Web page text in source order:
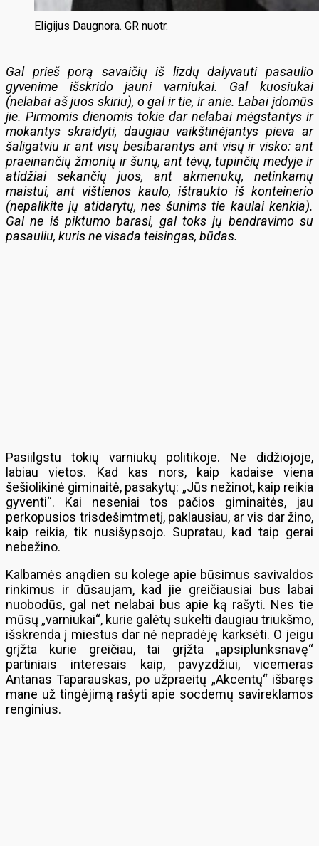
Eligijus Daugnora. GR nuotr.
Gal prieš porą savaičių iš lizdų dalyvauti pasaulio
gyvenime išskrido jauni varniukai. Gal kuosiukai
(nelabai aš juos skiriu), o gal ir tie, ir anie. Labai įdomūs
jie. Pirmomis dienomis tokie dar nelabai mėgstantys ir
mokantys skraidyti, daugiau vaikštinėjantys pieva ar
šaligatviu ir ant visų besibarantys ant visų ir visko: ant
praeinančių žmonių ir šunų, ant tėvų, tupinčių medyje ir
atidžiai sekančių juos, ant akmenukų, netinkamų
maistui, ant vištienos kaulo, ištraukto iš konteinerio
(nepalikite jų atidarytų, nes šunims tie kaulai kenkia).
Gal ne iš piktumo barasi, gal toks jų bendravimo su
pasauliu, kuris ne visada teisingas, būdas.
Pasiilgstu tokių varniukų politikoje. Ne didžiojoje,
labiau vietos. Kad kas nors, kaip kadaise viena
šešiolikinė giminaitė, pasakytų: „Jūs nežinot, kaip reikia
gyventi“. Kai neseniai tos pačios giminaitės, jau
perkopusios trisdešimtmetį, paklausiau, ar vis dar žino,
kaip reikia, tik nusišypsojo. Supratau, kad taip gerai
nebežino.
Kalbamės anądien su kolege apie būsimus savivaldos
rinkimus ir dūsaujam, kad jie greičiausiai bus labai
nuobodūs, gal net nelabai bus apie ką rašyti. Nes tie
mūsų „varniukai“, kurie galėtų sukelti daugiau triukšmo,
išskrenda į miestus dar nė nepradėję karksėti. O jeigu
grįžta kurie greičiau, tai grįžta „apsiplunksnavę“
partiniais interesais kaip, pavyzdžiui, vicemeras
Antanas Taparauskas, po užpraeitų „Akcentų“ išbaręs
mane už tingėjimą rašyti apie socdemų savireklamos
renginius.